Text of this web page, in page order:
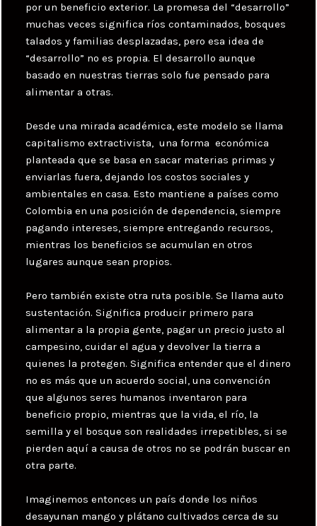
por un beneficio exterior. La promesa del “desarrollo”
muchas veces significa ríos contaminados, bosques
talados y familias desplazadas, pero esa idea de
“desarrollo” no es propia. El desarrollo aunque
basado en nuestras tierras solo fue pensado para
alimentar a otras.
Desde una mirada académica, este modelo se llama
capitalismo extractivista, una forma económica
planteada que se basa en sacar materias primas y
enviarlas fuera, dejando los costos sociales y
ambientales en casa. Esto mantiene a países como
Colombia en una posición de dependencia, siempre
pagando intereses, siempre entregando recursos,
mientras los beneficios se acumulan en otros
lugares aunque sean propios.
Pero también existe otra ruta posible. Se llama auto
sustentación. Significa producir primero para
alimentar a la propia gente, pagar un precio justo al
campesino, cuidar el agua y devolver la tierra a
quienes la protegen. Significa entender que el dinero
no es más que un acuerdo social, una convención
que algunos seres humanos inventaron para
beneficio propio, mientras que la vida, el río, la
semilla y el bosque son realidades irrepetibles, si se
pierden aquí a causa de otros no se podrán buscar en
otra parte.
Imaginemos entonces un país donde los niños
desayunan mango y plátano cultivados cerca de su